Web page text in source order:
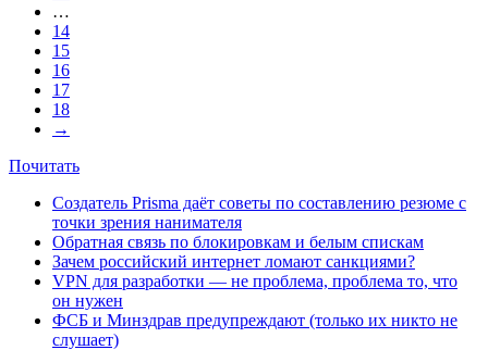
…
14
15
16
17
18
→
Почитать
Создатель Prisma даёт советы по составлению резюме с
точки зрения нанимателя
Обратная связь по блокировкам и белым спискам
Зачем российский интернет ломают санкциями?
VPN для разработки — не проблема, проблема то, что
он нужен
ФСБ и Минздрав предупреждают (только их никто не
слушает)